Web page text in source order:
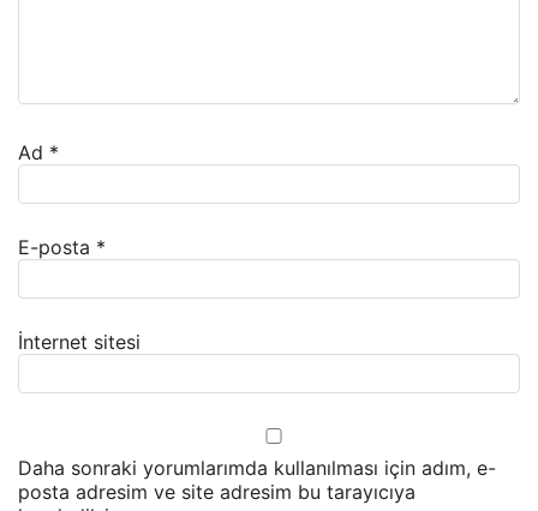
Ad *
E-posta *
İnternet sitesi
Daha sonraki yorumlarımda kullanılması için adım, e-
posta adresim ve site adresim bu tarayıcıya